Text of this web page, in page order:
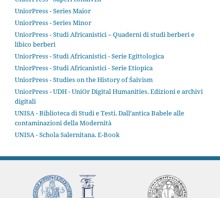
UniorPress - Series Maior
UniorPress - Series Minor
UniorPress - Studi Africanistici – Quaderni di studi berberi e
libico berberi
UniorPress - Studi Africanistici - Serie Egittologica
UniorPress - Studi Africanistici - Serie Etiopica
UniorPress - Studies on the History of Śaivism
UniorPress - UDH - UniOr Digital Humanities. Edizioni e archivi
digitali
UNISA - Biblioteca di Studi e Testi. Dall’antica Babele alle
contaminazioni della Modernità
UNISA - Schola Salernitana. E-Book